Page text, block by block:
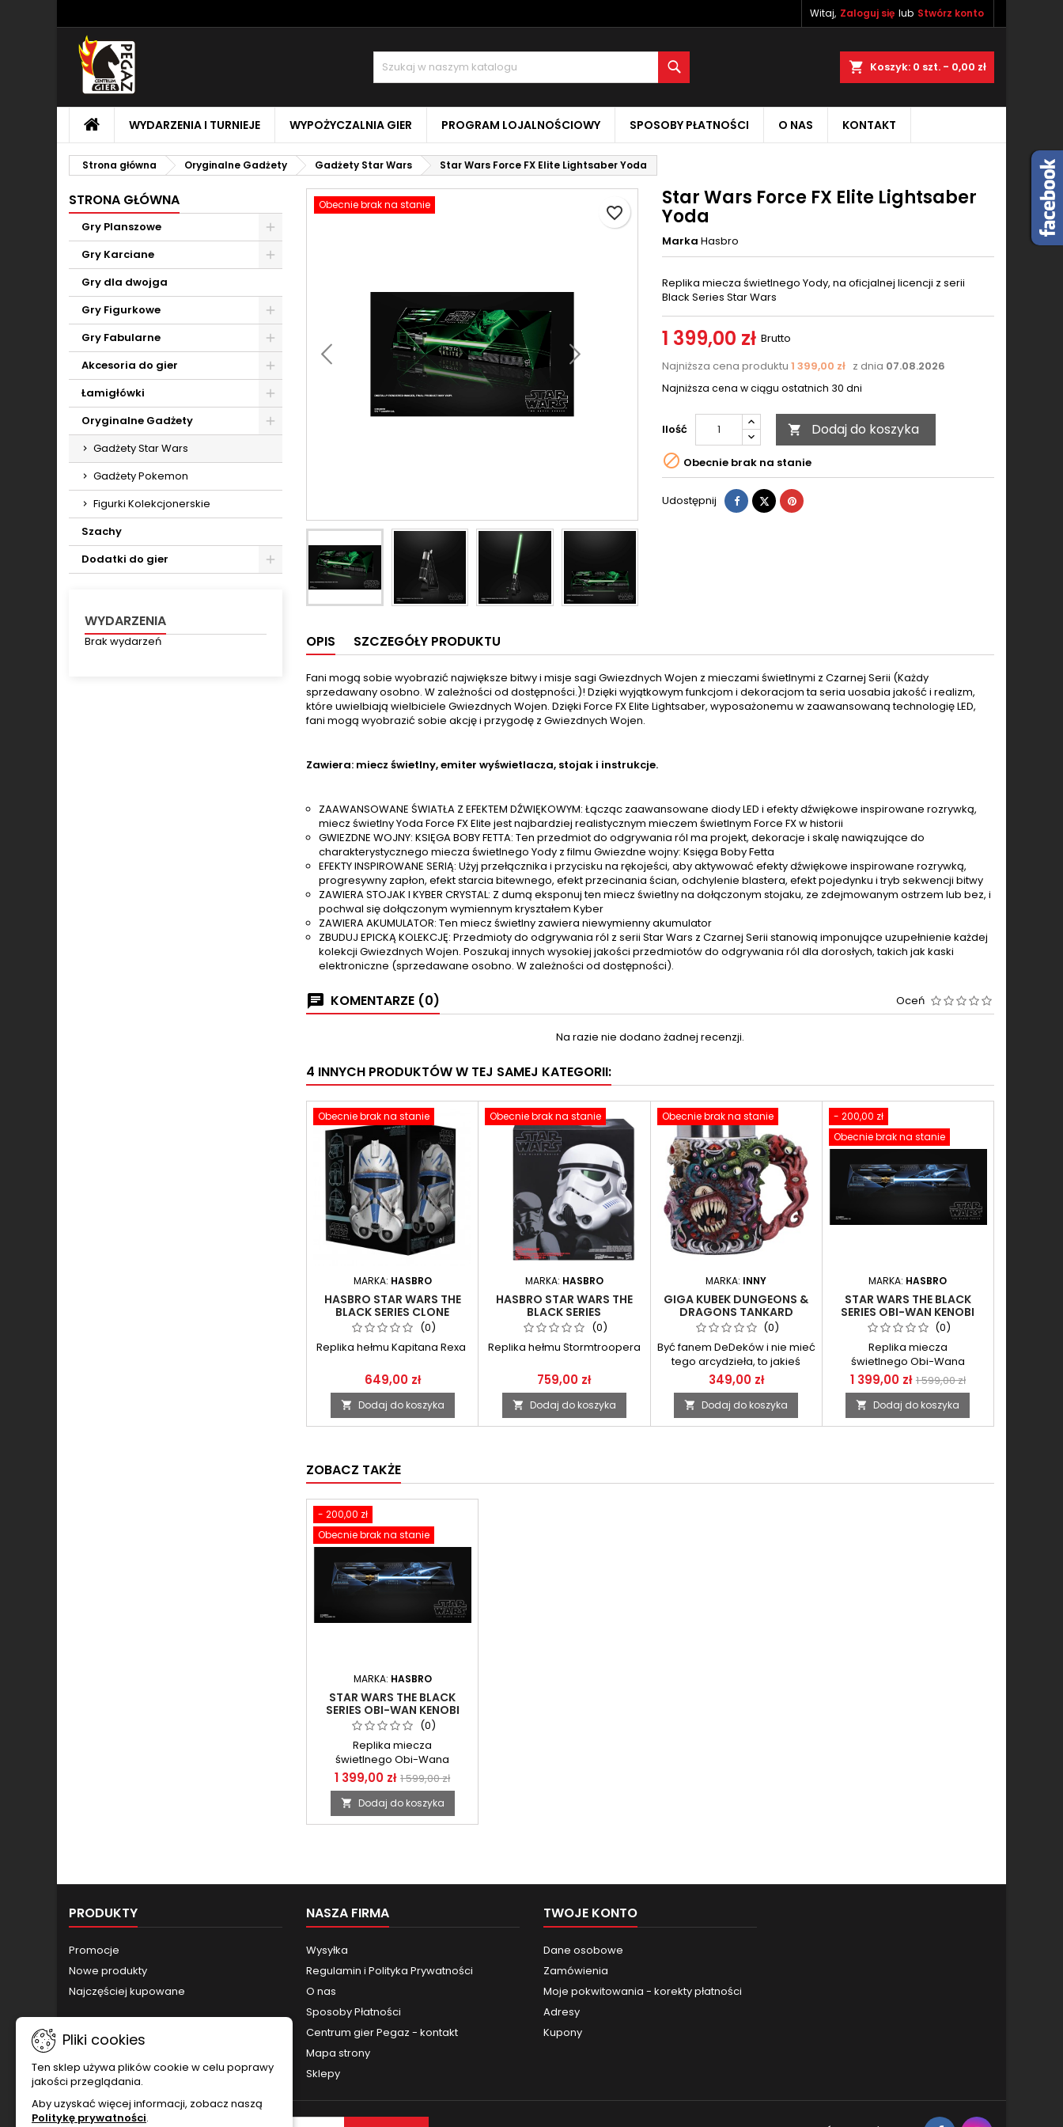
Witaj, Zaloguj się lub Stwórz konto
Koszyk 0 szt. - 0,00 zł
STRONA
GŁÓWNA
WYDARZENIA I TURNIEJE WYPOŻYCZALNIA GIER PROGRAM LOJALNOŚCIOWY SPOSOBY PŁATNOŚCI O NAS KONTAKT
Strona główna Oryginalne Gadżety Gadżety Star Wars Star Wars Force FX Elite Lightsaber Yoda
STRONA GŁÓWNA
Gry Planszowe
Gry Karciane
Gry dla dwojga
Gry Figurkowe
Gry Fabularne
Toggle
Akcesoria do gier
Łamigłówki
Oryginalne Gadżety
Gadżety Star Wars
Gadżety Pokemon
Figurki Kolekcjonerskie
Szachy
Dodatki do gier
Toggle
WYDARZENIA
Brak wydarzeń
Obecnie brak na stanie Star Wars Force FX Elite Lightsaber
Yoda
Marka Hasbro
Replika miecza świetlnego Yody, na oficjalnej licencji z serii
Black Series Star Wars
1 399,00 zł Brutto
Najniższa cena produktu 1 399,00 zł z dnia 07.08.2026
Najniższa cena w ciągu ostatnich 30 dni
Ilość  Dodaj do koszyka
favorite_border
 Obecnie brak na stanie
Udostępnij Udostępnij
TweetujPinterest
OPIS SZCZEGÓŁY PRODUKTU
Fani mogą sobie wyobrazić największe bitwy i misje sagi Gwiezdnych Wojen z mieczami świetlnymi z Czarnej Serii (Każdy
sprzedawany osobno. W zależności od dostępności.)! Dzięki wyjątkowym funkcjom i dekoracjom ta seria uosabia jakość i realizm,
które uwielbiają wielbiciele Gwiezdnych Wojen. Dzięki Force FX Elite Lightsaber, wyposażonemu w zaawansowaną technologię LED,
fani mogą wyobrazić sobie akcję i przygodę z Gwiezdnych Wojen.
Zawiera: miecz świetlny, emiter wyświetlacza, stojak i instrukcje.
ZAAWANSOWANE ŚWIATŁA Z EFEKTEM DŹWIĘKOWYM: Łącząc zaawansowane diody LED i efekty dźwiękowe inspirowane rozrywką,
miecz świetlny Yoda Force FX Elite jest najbardziej realistycznym mieczem świetlnym Force FX w historii
GWIEZDNE WOJNY: KSIĘGA BOBY FETTA: Ten przedmiot do odgrywania ról ma projekt, dekoracje i skalę nawiązujące do
charakterystycznego miecza świetlnego Yody z filmu Gwiezdne wojny: Księga Boby Fetta
EFEKTY INSPIROWANE SERIĄ: Użyj przełącznika i przycisku na rękojeści, aby aktywować efekty dźwiękowe inspirowane rozrywką,
progresywny zapłon, efekt starcia bitewnego, efekt przecinania ścian, odchylenie blastera, efekt pojedynku i tryb sekwencji bitwy
ZAWIERA STOJAK I KYBER CRYSTAL: Z dumą eksponuj ten miecz świetlny na dołączonym stojaku, ze zdejmowanym ostrzem lub bez, i
pochwal się dołączonym wymiennym kryształem Kyber
ZAWIERA AKUMULATOR: Ten miecz świetlny zawiera niewymienny akumulator
ZBUDUJ EPICKĄ KOLEKCJĘ: Przedmioty do odgrywania ról z serii Star Wars z Czarnej Serii stanowią imponujące uzupełnienie każdej
kolekcji Gwiezdnych Wojen. Poszukaj innych wysokiej jakości przedmiotów do odgrywania ról dla dorosłych, takich jak kaski
elektroniczne (sprzedawane osobno. W zależności od dostępności).
KOMENTARZE (0) Oceń
Na razie nie dodano żadnej recenzji.
4 INNYCH PRODUKTÓW W TEJ SAMEJ KATEGORII:
Obecnie brak na stanie
MARKA: HASBRO
HASBRO STAR WARS THE
BLACK SERIES CLONE
CAPTAIN REX HELMET
(0)
Replika hełmu Kapitana Rexa
649,00 zł
 Dodaj do koszyka
Obecnie brak na stanie
MARKA: HASBRO
HASBRO STAR WARS THE
BLACK SERIES
STORMTROOPER PREMIUM
ELECTRONIC HELMET
(0)
Replika hełmu Stormtroopera
759,00 zł
 Dodaj do koszyka
Obecnie brak na stanie
MARKA: INNY
GIGA KUBEK DUNGEONS &
DRAGONS TANKARD
BEHOLDER(0)
Być fanem DeDeków i nie mieć
tego arcydzieła, to jakieś
nieporozumienie...
349,00 zł
 Dodaj do koszyka
- 200,00 zł
Obecnie brak na stanie
MARKA: HASBRO
STAR WARS THE BLACK
SERIES OBI-WAN KENOBI
FORCE FX ELITE LIGHTSABER
(MIECZ ŚWIETLNY OBI-
WANA)
(0)
Replika miecza
świetlnego Obi-Wana
Kenobiego na oficjalnej
licencji z serii Black Series Star
Wars
1 399,00 zł 1 599,00 zł
 Dodaj do koszyka
ZOBACZ TAKŻE
- 200,00 zł
Obecnie brak na stanie
MARKA: HASBRO
STAR WARS THE BLACK
SERIES OBI-WAN KENOBI
FORCE FX ELITE LIGHTSABER
(MIECZ ŚWIETLNY OBI-
WANA)
(0)
Replika miecza
świetlnego Obi-Wana
Kenobiego na oficjalnej
licencji z serii Black Series Star
Wars
1 399,00 zł 1 599,00 zł
 Dodaj do koszyka
PRODUKTY
Promocje
Nowe produkty
Najczęściej kupowane
NASZA FIRMA
Wysyłka
Regulamin i Polityka Prywatności
O nas
Sposoby Płatności
Centrum gier Pegaz - kontakt
Mapa strony
Sklepy
TWOJE KONTO
Dane osobowe
Zamówienia
Moje pokwitowania - korekty płatności
Adresy
Kupony
Moje listy życzeń
Utwórz nową listę
Utwórz listę życzeń
Anuluj Utwórz listę życzeń
Zaloguj się
Musisz być zalogowany by zapisać produkty na swojej liście życzeń.
Pliki cookies
Ten sklep używa plików cookie w celu poprawy
jakości przeglądania.
Aby uzyskać więcej informacji, zobacz naszą
Politykę prywatności.